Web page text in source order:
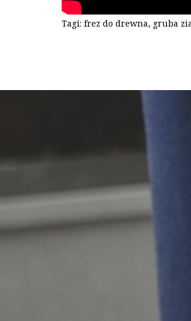
Tagi: frez do drewna, gruba